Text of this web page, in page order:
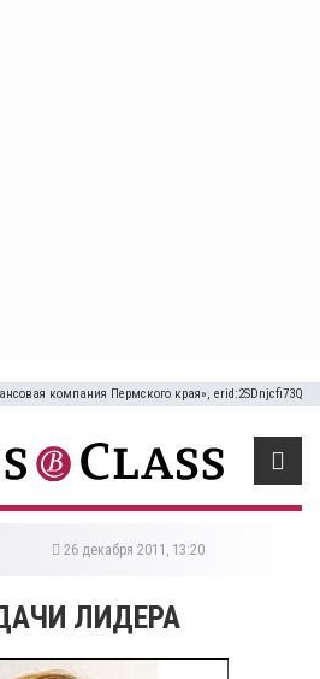
компания Пермского края», erid:2SDnjcfi73Q
26 декабря 2011, 13:20
ЛИДЕРА